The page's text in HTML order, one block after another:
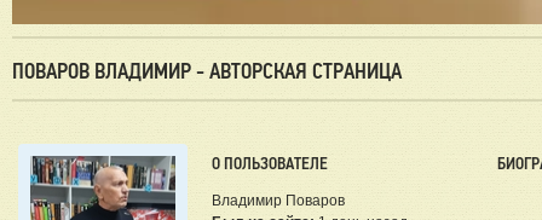
ПОВАРОВ ВЛАДИМИР - АВТОРСКАЯ СТРАНИЦА
О ПОЛЬЗОВАТЕЛЕ
Владимир Поваров